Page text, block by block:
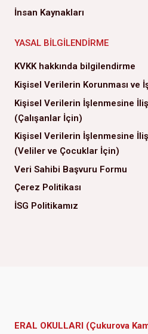
İnsan Kaynakları
YASAL BILGILENDIRME
KVKK hakkında bilgilendirme
Kişisel Verilerin Korunması ve
Kişisel Verilerin İşlenmesine
(Çalışanlar İçin)
Kişisel Verilerin İşlenmesine
(Veliler ve Çocuklar İçin)
Veri Sahibi Başvuru Formu
Çerez Politikası
İSG Politikamız
ERAL OKULLARI (Çukurova